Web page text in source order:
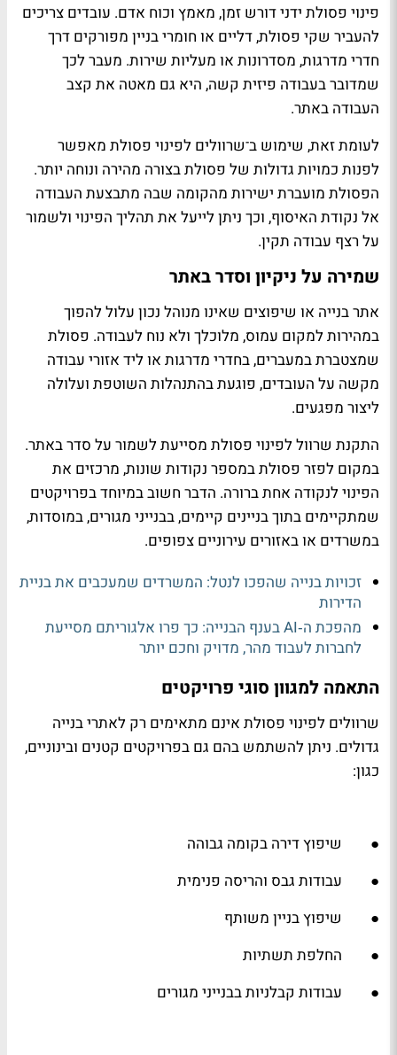
פינוי פסולת ידני דורש זמן, מאמץ וכוח אדם. עובדים צריכים
להעביר שקי פסולת, דליים או חומרי בניין מפורקים דרך
חדרי מדרגות, מסדרונות או מעליות שירות. מעבר לכך
שמדובר בעבודה פיזית קשה, היא גם מאטה את קצב
העבודה באתר.
לעומת זאת, שימוש ב־שרוולים לפינוי פסולת מאפשר
לפנות כמויות גדולות של פסולת בצורה מהירה ונוחה יותר.
הפסולת מועברת ישירות מהקומה שבה מתבצעת העבודה
אל נקודת האיסוף, וכך ניתן לייעל את תהליך הפינוי ולשמור
על רצף עבודה תקין.
שמירה על ניקיון וסדר באתר
אתר בנייה או שיפוצים שאינו מנוהל נכון עלול להפוך
במהירות למקום עמוס, מלוכלך ולא נוח לעבודה. פסולת
שמצטברת במעברים, בחדרי מדרגות או ליד אזורי עבודה
מקשה על העובדים, פוגעת בהתנהלות השוטפת ועלולה
ליצור מפגעים.
התקנת שרוול לפינוי פסולת מסייעת לשמור על סדר באתר.
במקום לפזר פסולת במספר נקודות שונות, מרכזים את
הפינוי לנקודה אחת ברורה. הדבר חשוב במיוחד בפרויקטים
שמתקיימים בתוך בניינים קיימים, בבנייני מגורים, במוסדות,
במשרדים או באזורים עירוניים צפופים.
זכויות בנייה שהפכו לנטל: המשרדים שמעכבים את בניית
הדירות
מהפכת ה‑AI בענף הבנייה: כך פרו אלגוריתם מסייעת
לחברות לעבוד מהר, מדויק וחכם יותר
התאמה למגוון סוגי פרויקטים
שרוולים לפינוי פסולת אינם מתאימים רק לאתרי בנייה
גדולים. ניתן להשתמש בהם גם בפרויקטים קטנים ובינוניים,
כגון:
● שיפוץ דירה בקומה גבוהה
● עבודות גבס והריסה פנימית
● שיפוץ בניין משותף
● החלפת תשתיות
● עבודות קבלניות בבנייני מגורים